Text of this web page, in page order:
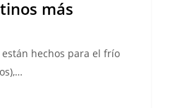
más
hechos para el frío